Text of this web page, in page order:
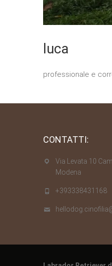
luca
professionale e
CONTATTI:
Via Levata 10
Modena
+393338431168